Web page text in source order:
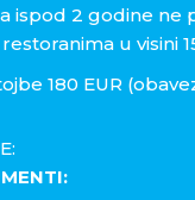
ispod 2 godine ne
u visini
180 EUR